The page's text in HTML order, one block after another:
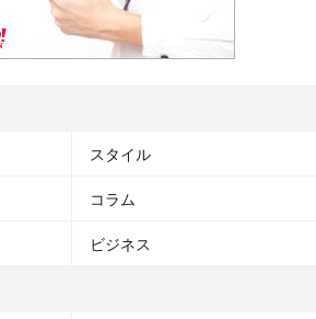
スタイル
コラム
ビジネス